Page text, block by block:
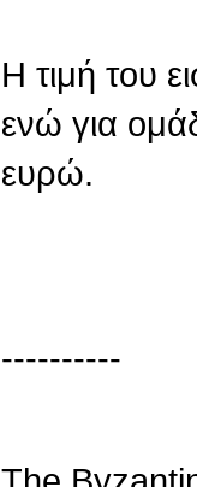
Η τιμή του
ενώ για
ευρώ.
----------